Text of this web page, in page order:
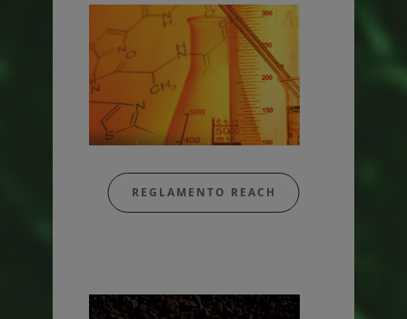
REGLAMENTO REACH